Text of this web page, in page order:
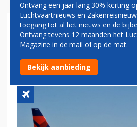
DELTA START
ROUTES VAN
FLORIDA
Ontvang een jaar lang 30% korting
Luchtvaartnieuws en
toegang tot al het nieuws en de
Ontvang tevens 12 maanden het
Magazine in de mail of op de mat.
Bekijk aanbieding